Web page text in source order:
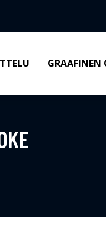
GRAAFINEN